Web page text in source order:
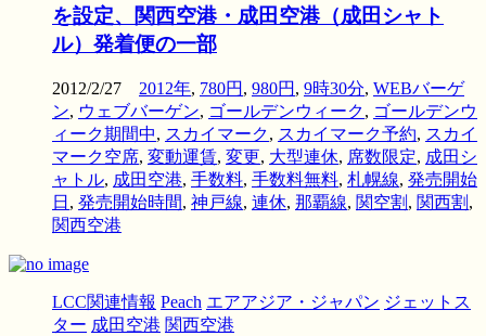
を設定、関西空港・成田空港（成田シャト
ル）発着便の一部
2012/2/27 2012年, 780円 , 980円 , 9時30分, WEBバーゲ
ン, ウェブバーゲン, ゴールデンウィーク, ゴールデンウ
ィーク期間中, スカイマーク, スカイマーク予約, スカイ
マーク空席, 変動運賃, 変更, 大型連休, 席数限定, 成田シ
ャトル, 成田空港, 手数料, 手数料無料, 札幌線, 発売開始
日 , 発売開始時間, 神戸線, 連休, 那覇線, 関空割 , 関西割 ,
関西空港
LCC関連情報 Peach エアアジア・ジャパン ジェットス
ター 成田空港 関西空港